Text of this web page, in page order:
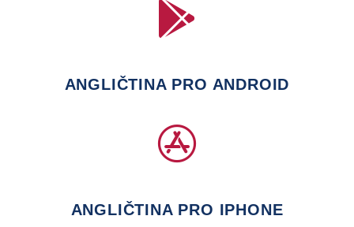
ANGLIČTINA PRO ANDROID
ANGLIČTINA PRO IPHONE